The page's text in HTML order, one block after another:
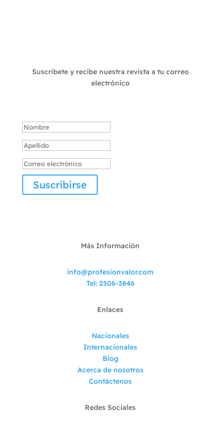
Suscríbete y recibe nuestra revista a tu correo
electrónico
Suscribirse
Más Información
info@profesionvalor.com
Tel: 2506-3846
Enlaces
Nacionales
Internacionales
Blog
Acerca de nosotros
Contáctenos
Redes Sociales